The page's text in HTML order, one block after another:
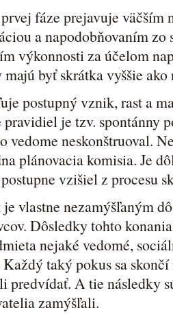
fáze prejavuje väčším
a napodobňovaním
výkonnosti za účelom
byť skrátka vyššie ako
postupný vznik, rast a
je tzv. spontánny
vedome neskonštruoval.
plánovacia komisia. Je
vzišiel z procesu
vlastne nezamýšľaným
Dôsledky tohto
nejaké vedomé,
taký pokus sa
predvídať. A tie následky
zamýšľali.